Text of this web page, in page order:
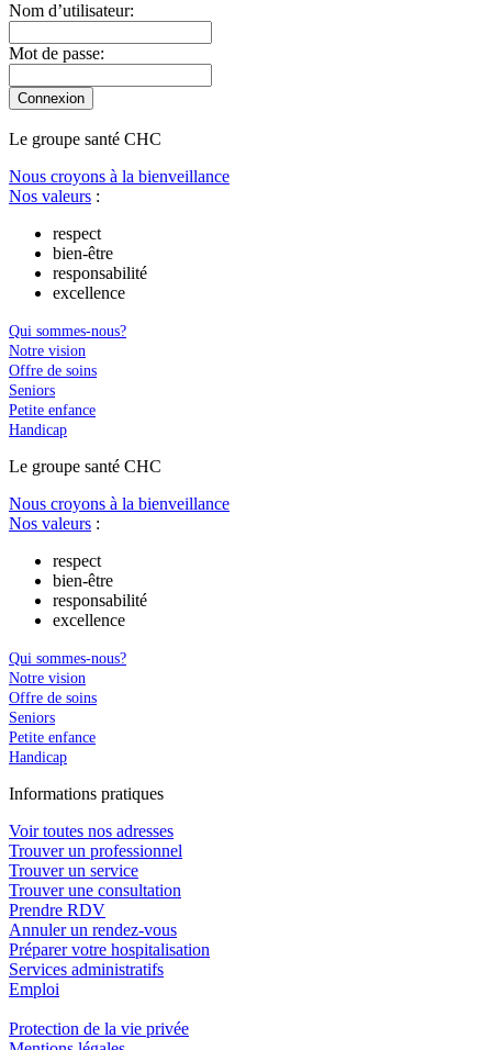
Nom dʼutilisateur:
Mot de passe:
Le groupe santé CHC
Nous croyons à la bienveillance
Nos valeurs :
respect
bien-être
responsabilité
excellence
Qui sommes-nous?
Notre vision
Offre de soins
Seniors
Petite enfance
Handicap
Le groupe santé CHC
Nous croyons à la bienveillance
Nos valeurs :
respect
bien-être
responsabilité
excellence
Qui sommes-nous?
Notre vision
Offre de soins
Seniors
Petite enfance
Handicap
Informations pratiques
Voir toutes nos adresses
Trouver un professionnel
Trouver un service
Trouver une consultation
Prendre RDV
Annuler un rendez-vous
Préparer votre hospitalisation
Services administratifs
Emploi​
Protection de la vie privée